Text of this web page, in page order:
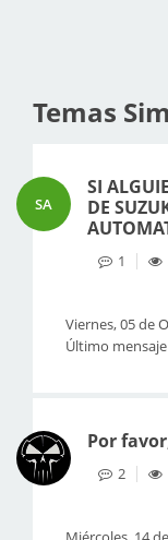
Temas
SA
SI
DE
1
Viernes, 05 de
Último
Por
2